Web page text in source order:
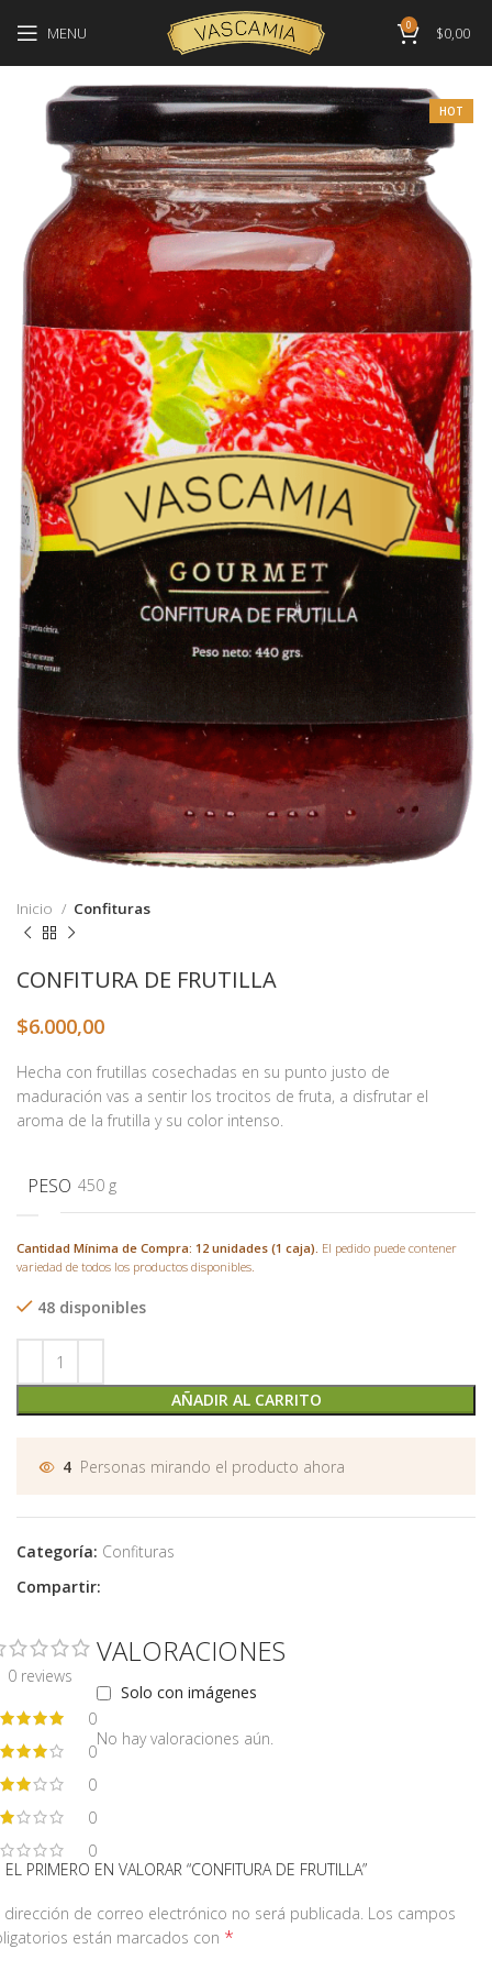
MENU 0 $0,00
HOT
Inicio Confituras
CONFITURA DE FRUTILLA
$6.000,00
Hecha con frutillas cosechadas en su punto justo de
maduración vas a sentir los trocitos de fruta, a disfrutar el
aroma de la frutilla y su color intenso.
PESO 450 g
Cantidad Mínima de Compra: 12 unidades (1 caja). El pedido puede contener
variedad de todos los productos disponibles.
48 disponibles
AÑADIR AL CARRITO
4 Personas mirando el producto ahora
Categoría: Confituras
Compartir:
0 reviews
0
0
0
0
0
VALORACIONES
Solo con imágenes
No hay valoraciones aún.
EL PRIMERO EN VALORAR “CONFITURA DE FRUTILLA”
dirección de correo electrónico no será publicada. Los campos
están marcados con *